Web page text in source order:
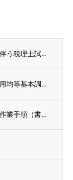
令和８年熊本地震の発生に伴う税理士試験の延期等
厚生労働省が令和７年度雇用均等基本調査の結果を公表
無申告状態の解消に向けた作業手順（書類収集編）